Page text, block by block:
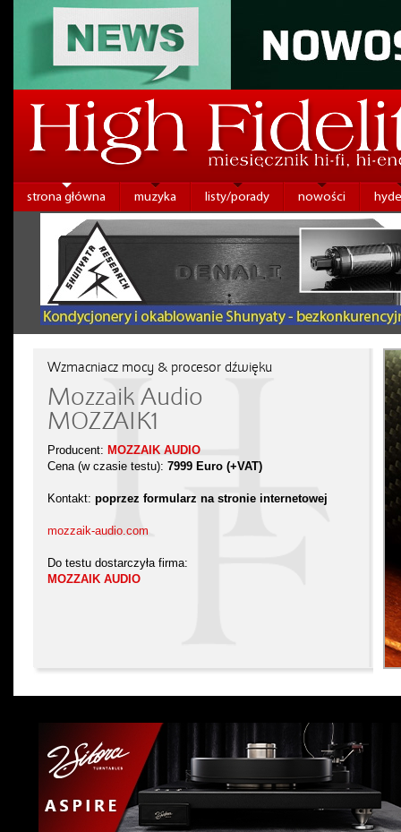
strona główna muzyka listy/porady nowości
Wzmacniacz mocy & procesor dźwięku
Mozzaik Audio
MOZZAIK1
Producent: MOZZAIK AUDIO
Cena (w czasie testu): 7999 Euro (+VAT)
Kontakt: poprzez formularz na stronie internetowej
mozzaik-audio.com
Do testu dostarczyła firma:
MOZZAIK AUDIO